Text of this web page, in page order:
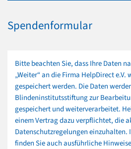
Spendenformular
Bitte beachten Sie, dass Ihre Daten
„Weiter“ an die Firma HelpDirect
gespeichert werden. Die Daten
Blindeninstitutsstiftung zur
gespeichert und weiterverarbeitet.
einem Vertrag dazu verpflichtet, die
Datenschutzregelungen einzuhalten.
finden Sie auch ausführliche